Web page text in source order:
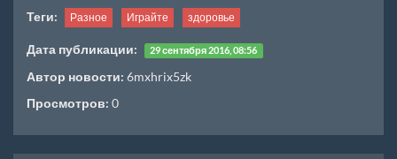
Теги: Разное Играйте здоровье
Дата публикации: 29 сентября 2016, 08:56
Автор новости: 6mxhrix5zk
Просмотров: 0